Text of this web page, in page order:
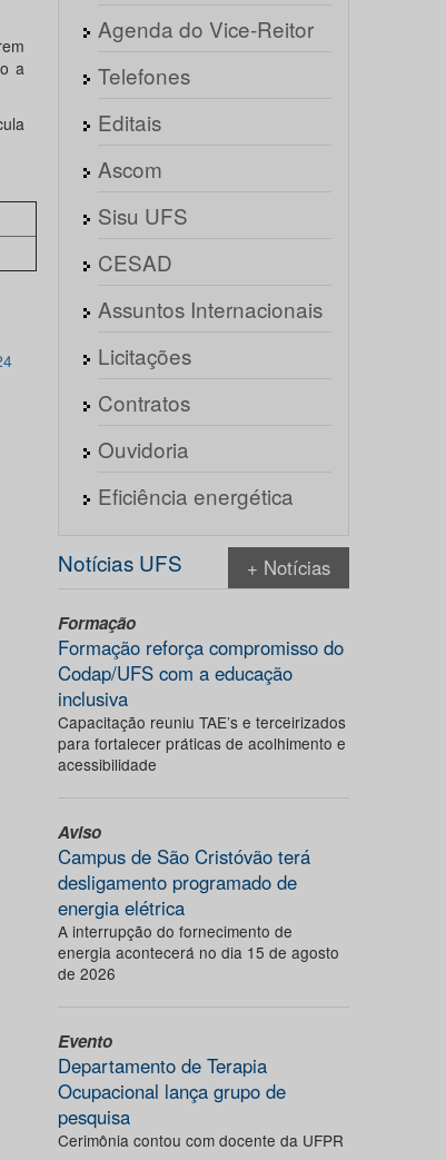
a
Agenda do Vice-Reitor
Telefones
Editais
Ascom
Sisu UFS
CESAD
Assuntos Internacionais
Licitações
Contratos
Ouvidoria
Eficiência energética
Notícias UFS + Notícias
Formação
Formação reforça compromisso do
Codap/UFS com a educação
inclusiva
Capacitação reuniu TAE’s e terceirizados
para fortalecer práticas de acolhimento e
acessibilidade
Aviso
Campus de São Cristóvão terá
desligamento programado de
energia elétrica
A interrupção do fornecimento de
energia acontecerá no dia 15 de agosto
de 2026
Evento
Departamento de Terapia
Ocupacional lança grupo de
pesquisa
Cerimônia contou com docente da UFPR